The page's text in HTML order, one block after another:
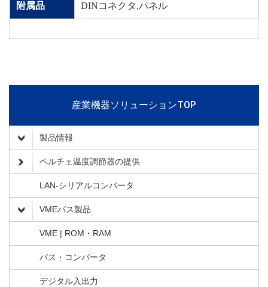
附属品 DINコネクタ,パネル
産業機器ソリューションTOP
製品情報
ペルチェ温度調節器の提供
LAN-シリアルコンバータ
VMEバス製品
VME | ROM・RAM
バス・コンバータ
デジタル入出力